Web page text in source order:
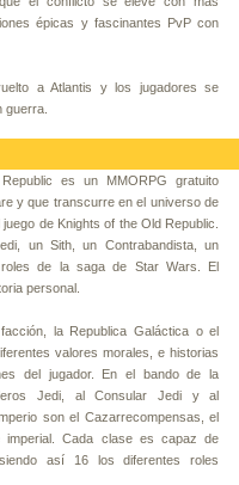
épicas y fascinantes PvP con
a Atlantis y los jugadores se
guerra.
es un MMORPG gratuito
y que transcurre en el universo de
de Knights of the Old Republic.
un Sith, un Contrabandista, un
de la saga de Star Wars. El
personal.
la Republica Galáctica o el
valores morales, e historias
del jugador. En el bando de la
Jedi, al Consular Jedi y al
son el Cazarrecompensas, el
Cada clase es capaz de
así 16 los diferentes roles